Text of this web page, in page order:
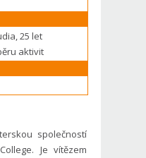
25 let
aktivit
společností
Je vítězem